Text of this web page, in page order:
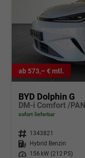
ab 573,– € mtl.
BYD Dolphin G
DM-i Comfort /
sofort lieferbar
Fahrzeugnr. 1343821
Kraftstoff
Hybrid Benzin
Leistung
156 kW (212 PS)